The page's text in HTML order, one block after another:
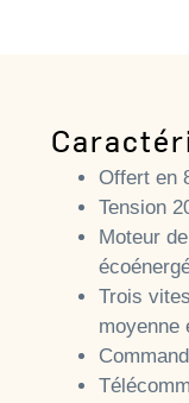
Offert en
Tension
Moteur
Trois
moyenne